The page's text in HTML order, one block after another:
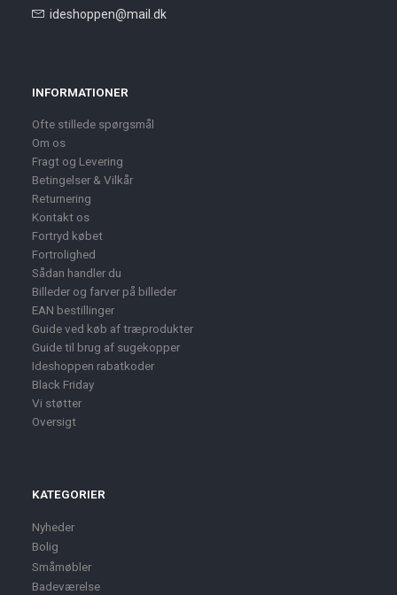
ideshoppen@mail.dk
INFORMATIONER
Ofte stillede spørgsmål
Om os
Fragt og Levering
Betingelser & Vilkår
Returnering
Kontakt os
Fortryd købet
Fortrolighed
Sådan handler du
Billeder og farver på billeder
EAN bestillinger
Guide ved køb af træprodukter
Guide til brug af sugekopper
Ideshoppen rabatkoder
Black Friday
Vi støtter
Oversigt
KATEGORIER
Nyheder
Bolig
Småmøbler
Badeværelse